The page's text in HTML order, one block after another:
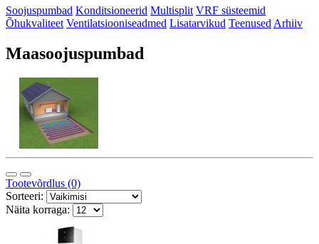
Soojuspumbad Konditsioneerid Multisplit VRF süsteemid
Õhukvaliteet Ventilatsiooniseadmed Lisatarvikud Teenused Arhiiv
Maasoojuspumbad
Tootevõrdlus (0)
Sorteeri:
Näita korraga: